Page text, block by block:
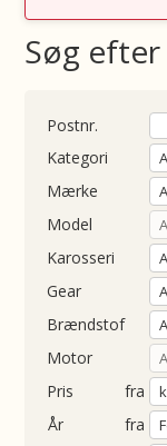
Søg
Kategori
Mærke
Model
Karosseri
Gear
Brændstof
Motor
Pris
fra
fra